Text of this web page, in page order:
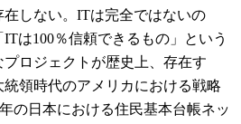
しない。ITは完全ではないの
は100％信頼できるもの」という
ロジェクトが歴史上、存在す
領時代のアメリカにおける戦略
の日本における住民基本台帳ネッ